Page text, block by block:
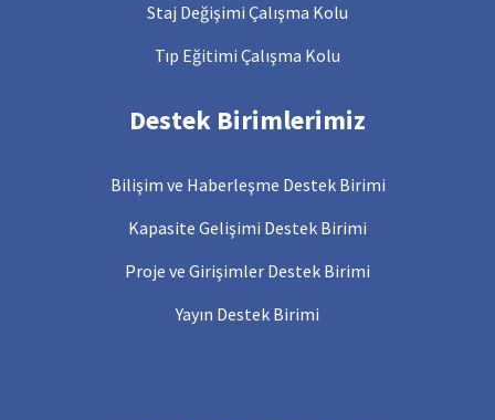
Staj Değişimi Çalışma Kolu
Tıp Eğitimi Çalışma Kolu
Destek Birimlerimiz
Bilişim ve Haberleşme Destek Birimi
Kapasite Gelişimi Destek Birimi
Proje ve Girişimler Destek Birimi
Yayın Destek Birimi